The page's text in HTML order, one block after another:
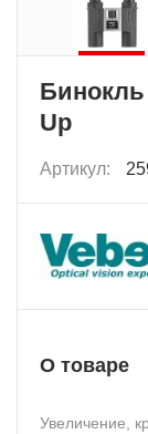
Бинокль
Up
Артикул:
О товаре
Увеличение,